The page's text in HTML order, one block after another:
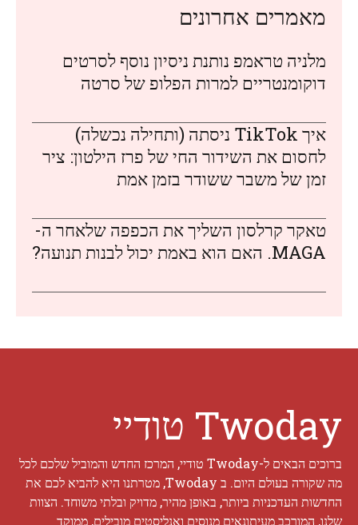
מאמרים אחרונים
מלניה טראמפ נותנת ניסיון נוסף לסרטים
דוקומנטריים למרות הפלופ של סרטה
איך TikTok ניסתה (ותחילה נכשלה)
לחסום את השידור החי של פרז הילטון: ציר
זמן של משבר ששודר בזמן אמת
טאקר קרלסון השליך את הכפפה שלאחר ה-
MAGA. האם הוא באמת יכול לבנות תנועה?
Twoday טודיי
ברוכים הבאים ל-Twoday טודיי, המרכז החדש והמוביל שלכם לכל
מה שקורה בעולם היום. ב Twoday, מטרתנו היא להביא לכם את
החדשות העדכניות ביותר, באופן מהיר, מדויק ובלתי משוחד. הצוות
שלנו, המורכב מעיתונאים מנוסים ואנליסטים מובילים, ממוקד